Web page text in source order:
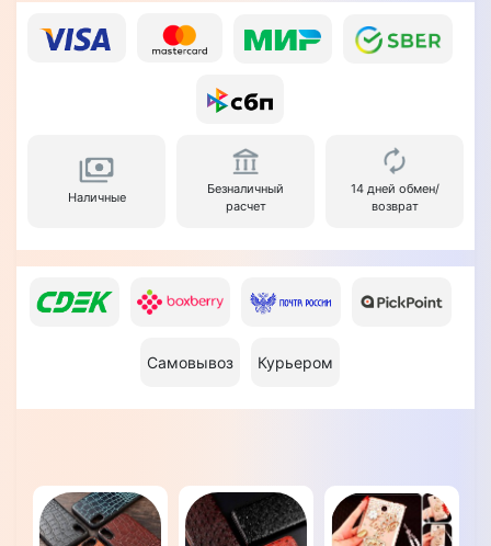
Наличные
Безналичный
расчет
14 дней обмен/
возврат
Самовывоз Курьером